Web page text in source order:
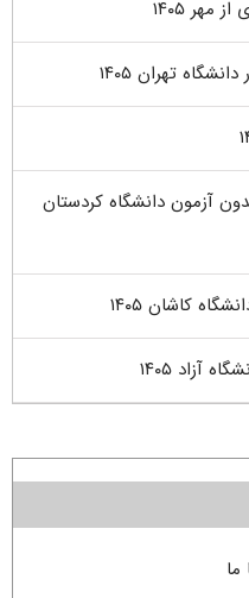
۱۴۰۵
تهران ۱۴۰۵
آزمون دانشگاه کردستان
کاشان ۱۴۰۵
۱۴۰۵